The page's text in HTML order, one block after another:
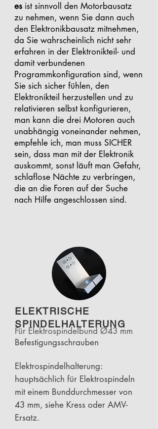
es ist sinnvoll den Motorbausatz
zu nehmen, wenn Sie dann auch
den Elektronikbausatz mitnehmen,
da Sie wahrscheinlich nicht sehr
erfahren in der Elektronikteil- und
damit verbundenen
Programmkonfiguration sind, wenn
Sie sich sicher fühlen, den
Elektronikteil herzustellen und zu
relativieren selbst konfigurieren,
man kann die drei Motoren auch
unabhängig voneinander nehmen,
empfehle ich, man muss SICHER
sein, dass man mit der Elektronik
auskommt, sonst läuft man Gefahr,
schlaflose Nächte zu verbringen,
die an die Foren auf der Suche
nach Hilfe angeschlossen sind.
ELEKTRISCHE
SPINDELHALTERUNG
Für Elektrospindelbund Ø43 mm
Befestigungsschrauben
Elektrospindelhalterung:
hauptsächlich für Elektrospindeln
mit einem Bunddurchmesser von
43 mm, siehe Kress oder AMV-
Ersatz.